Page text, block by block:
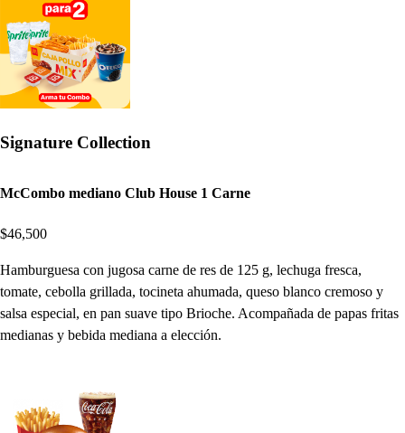
Signature Collection
McCombo mediano Club House 1 Carne
$46,500
Hamburguesa con jugosa carne de res de 125 g, lechuga fresca,
tomate, cebolla grillada, tocineta ahumada, queso blanco cremoso y
salsa especial, en pan suave tipo Brioche. Acompañada de papas fritas
medianas y bebida mediana a elección.